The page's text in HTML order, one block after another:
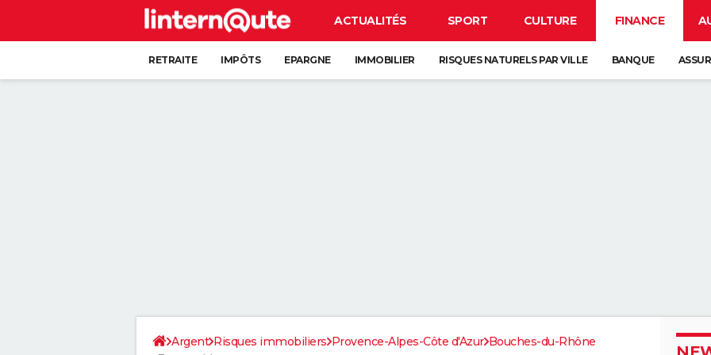
ACTUALITÉS SPORT CULTURE FINANCE
RETRAITE IMPÔTS EPARGNE IMMOBILIER RISQUES NATURELS PAR VILLE BANQUE
Argent Risques immobiliers Provence-Alpes-Côte d'Azur Bouches-du-Rhône